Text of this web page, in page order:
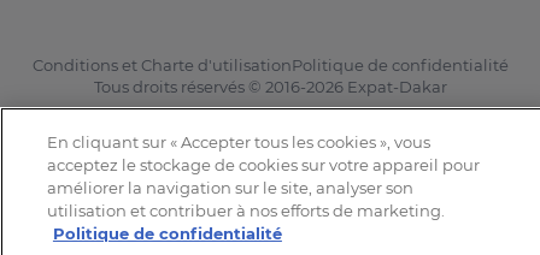
Conditions et Charte d'utilisationPolitique de confidentialité
Tous droits réservés © 2016-2026 Expat-Dakar
En cliquant sur « Accepter tous les cookies », vous
acceptez le stockage de cookies sur votre appareil pour
améliorer la navigation sur le site, analyser son
utilisation et contribuer à nos efforts de marketing.
Politique de confidentialité